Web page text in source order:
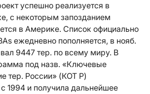
успешно реализуется в
с некоторым запозданием
в Америке. Список официально
ежедневно пополняется, в нояб.
9447 тер. по всему миру. В
под назв. «Ключевые
тер. России» (КОТ Р)
1994 и получила дальнейшее